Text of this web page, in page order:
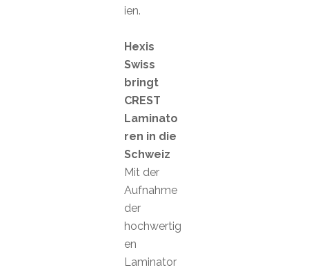
ien.
Hexis
Swiss
bringt
CREST
Laminato
ren in die
Schweiz
Mit der
Aufnahme
der
hochwertig
en
Laminator